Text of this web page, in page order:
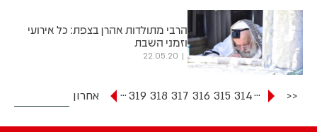
הרבי מתולדות אהרן בצפת: כל אירועי
וזמני השבת
22.05.20
<<
...
314
315
316
317
318
319
... אחרון